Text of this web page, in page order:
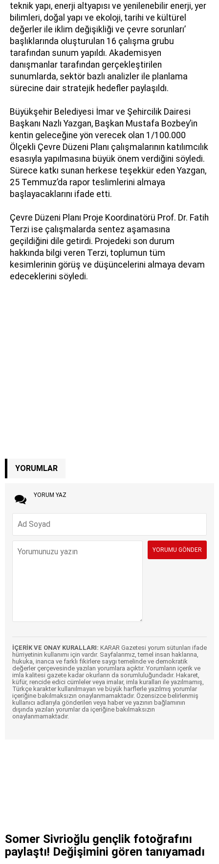
teknik yapı, enerji altyapısı ve yenilenebilir enerji, yer
bilimleri, doğal yapı ve ekoloji, tarihi ve kültürel
değerler ile iklim değişikliği ve çevre sorunları’
başlıklarında oluşturulan 16 çalışma grubu
tarafından sunum yapıldı. Akademisyen
danışmanlar tarafından gerçekleştirilen
sunumlarda, sektör bazlı analizler ile planlama
sürecine dair stratejik hedefler paylaşıldı.
Büyükşehir Belediyesi İmar ve Şehircilik Dairesi
Başkanı Nazlı Yazgan, Başkan Mustafa Bozbey’in
kentin geleceğine yön verecek olan 1/100.000
Ölçekli Çevre Düzeni Planı çalışmalarının katılımcılık
esasıyla yapılmasına büyük önem verdiğini söyledi.
Sürece katkı sunan herkese teşekkür eden Yazgan,
25 Temmuz’da rapor teslimlerini almaya
başlayacaklarını ifade etti.
Çevre Düzeni Planı Proje Koordinatörü Prof. Dr. Fatih
Terzi ise çalışmalarda sentez aşamasına
geçildiğini dile getirdi. Projedeki son durum
hakkında bilgi veren Terzi, toplumun tüm
kesimlerinin görüş ve düşüncelerini almaya devam
edeceklerini söyledi.
YORUMLAR
YORUM YAZ
İÇERİK VE ONAY KURALLARI: KARAR Gazetesi yorum sütunları ifade
hürriyetinin kullanımı için vardır. Sayfalarımız, temel insan haklarına,
hukuka, inanca ve farklı fikirlere saygı temelinde ve demokratik
değerler çerçevesinde yazılan yorumlara açıktır. Yorumların içerik ve
imla kalitesi gazete kadar okurların da sorumluluğundadır. Hakaret,
küfür, rencide edici cümleler veya imalar, imla kuralları ile yazılmamış,
Türkçe karakter kullanılmayan ve büyük harflerle yazılmış yorumlar
içeriğine bakılmaksızın onaylanmamaktadır. Özensizce belirlenmiş
kullanıcı adlarıyla gönderilen veya haber ve yazının bağlamının
dışında yazılan yorumlar da içeriğine bakılmaksızın
onaylanmamaktadır.
Somer Sivrioğlu gençlik fotoğrafını
paylaştı! Değişimini gören tanıyamadı